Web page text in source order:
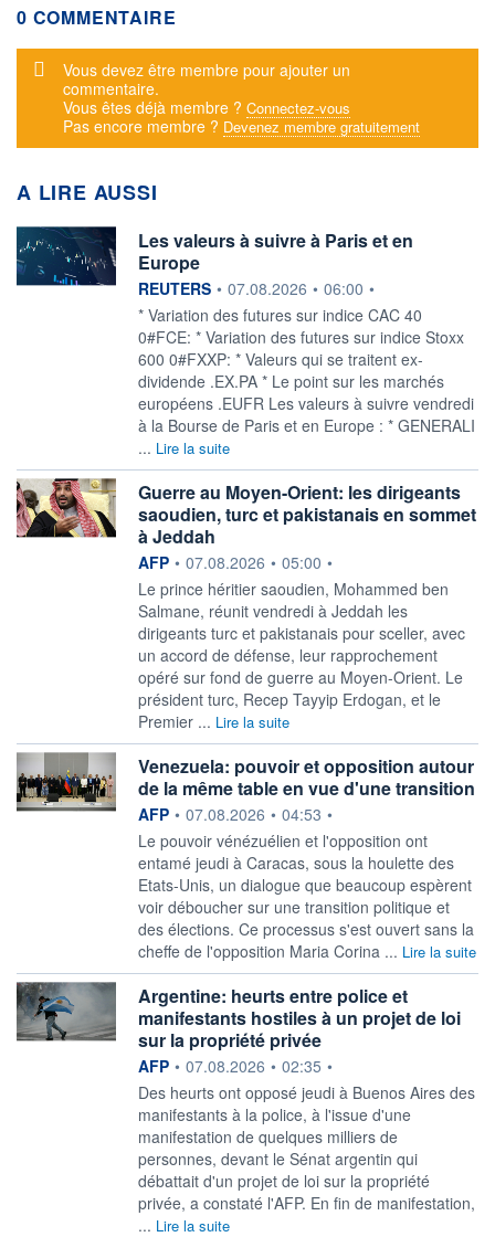
0 COMMENTAIRE
Message d'alerte
Vous devez être membre pour ajouter un
commentaire.
Vous êtes déjà membre ? Connectez-vous
Pas encore membre ? Devenez membre gratuitement
A LIRE AUSSI
Les valeurs à suivre à Paris et en
Europe
information fournie par
REUTERS • 07.08.2026 • 06:00 •
* Variation des futures sur indice CAC 40
0#FCE: * Variation des futures sur indice Stoxx
600 0#FXXP: * Valeurs qui se traitent ex-
dividende .EX.PA * Le point sur les marchés
européens .EUFR Les valeurs à suivre vendredi
à la Bourse de Paris et en Europe : * GENERALI
... Lire la suite
Guerre au Moyen-Orient: les dirigeants
saoudien, turc et pakistanais en sommet
à Jeddah
information fournie par
AFP • 07.08.2026 • 05:00 •
Le prince héritier saoudien, Mohammed ben
Salmane, réunit vendredi à Jeddah les
dirigeants turc et pakistanais pour sceller, avec
un accord de défense, leur rapprochement
opéré sur fond de guerre au Moyen-Orient. Le
président turc, Recep Tayyip Erdogan, et le
Premier ... Lire la suite
Venezuela: pouvoir et opposition autour
de la même table en vue d'une transition
information fournie par
AFP • 07.08.2026 • 04:53 •
Le pouvoir vénézuélien et l'opposition ont
entamé jeudi à Caracas, sous la houlette des
Etats-Unis, un dialogue que beaucoup espèrent
voir déboucher sur une transition politique et
des élections. Ce processus s'est ouvert sans la
cheffe de l'opposition Maria Corina ... Lire la suite
Argentine: heurts entre police et
manifestants hostiles à un projet de loi
sur la propriété privée
information fournie par
AFP • 07.08.2026 • 02:35 •
Des heurts ont opposé jeudi à Buenos Aires des
manifestants à la police, à l'issue d'une
manifestation de quelques milliers de
personnes, devant le Sénat argentin qui
débattait d'un projet de loi sur la propriété
privée, a constaté l'AFP. En fin de manifestation,
... Lire la suite